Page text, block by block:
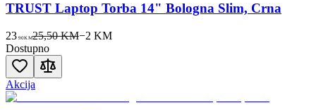
TRUST Laptop Torba 14" Bologna Slim, Crna
23 90KM25,50 KM−2 KM
Dostupno
Akcija